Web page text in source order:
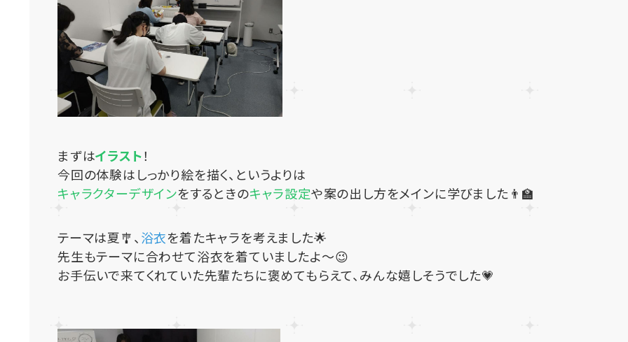
まずはイラスト！
今回の体験はしっかり絵を描く、というよりは
キャラクターデザインをするときのキャラ設定や案の出し方をメインに学びました👨‍🏫
テーマは夏🎐、 浴衣を着たキャラを考えました🌟
先生もテーマに合わせて浴衣を着ていましたよ～😉
お手伝いで来てくれていた先輩たちに褒めてもらえて、みんな嬉しそうでした💗